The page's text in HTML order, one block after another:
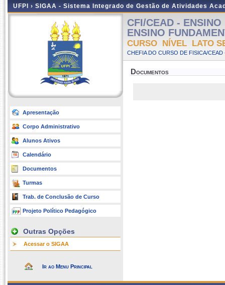
UFPI › SIGAA - Sistema Integrado de Gestão de Atividades
Apresentação
Corpo Administrativo
Alunos Ativos
Calendário
Documentos
Turmas
Trab. de Conclusão de Curso
Projeto Político Pedagógico
Outras Opções
Acessar o SIGAA
Ir ao Menu Principal
CFI/CEAD -
ENSINO
CURSO NÍVEL LATO
CHEFIA DO CURSO DE FISICA/CEAD
Documentos